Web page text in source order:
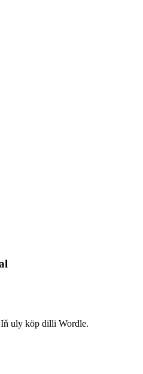
uly köp dilli Wordle.